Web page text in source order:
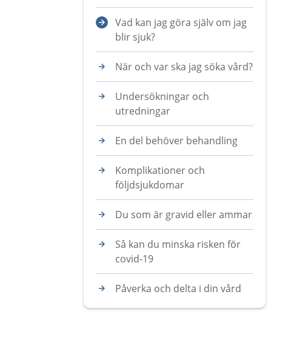
Vad kan jag göra själv om jag
blir sjuk?
När och var ska jag söka vård?
Undersökningar och
utredningar
En del behöver behandling
Komplikationer och
följdsjukdomar
Du som är gravid eller ammar
Så kan du minska risken för
covid-19
Påverka och delta i din vård